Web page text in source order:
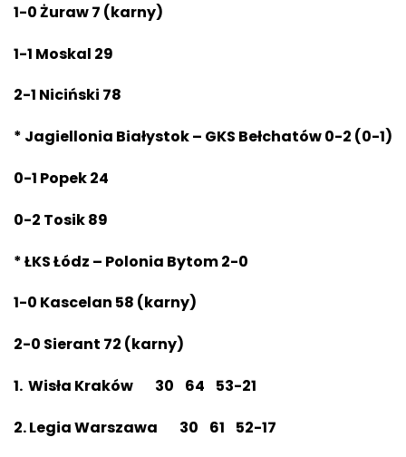
1-0 Żuraw 7 (karny)
1-1 Moskal 29
2-1 Niciński 78
* Jagiellonia Białystok – GKS Bełchatów 0-2 (0-1)
0-1 Popek 24
0-2 Tosik 89
* ŁKS Łódz – Polonia Bytom 2-0
1-0 Kascelan 58 (karny)
2-0 Sierant 72 (karny)
1. Wisła Kraków 30 64 53-21
2. Legia Warszawa 30 61 52-17